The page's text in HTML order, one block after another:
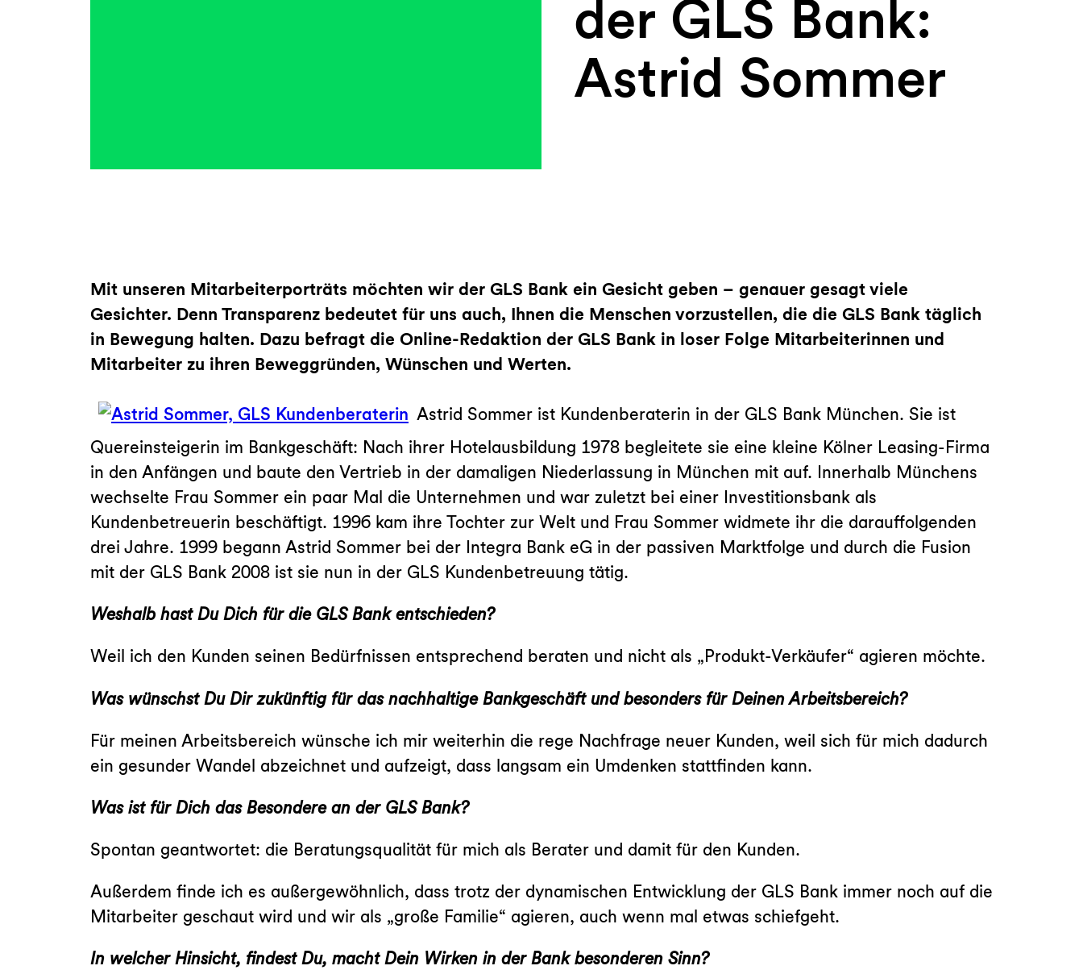
der GLS Bank:
Astrid Sommer
Mit unseren Mitarbeiterporträts möchten wir der GLS Bank ein Gesicht geben – genauer gesagt viele
Gesichter. Denn Transparenz bedeutet für uns auch, Ihnen die Menschen vorzustellen, die die GLS Bank täglich
in Bewegung halten. Dazu befragt die Online-Redaktion der GLS Bank in loser Folge Mitarbeiterinnen und
Mitarbeiter zu ihren Beweggründen, Wünschen und Werten.
Astrid Sommer ist Kundenberaterin in der GLS Bank München. Sie ist
Quereinsteigerin im Bankgeschäft: Nach ihrer Hotelausbildung 1978 begleitete sie eine kleine Kölner Leasing-Firma
in den Anfängen und baute den Vertrieb in der damaligen Niederlassung in München mit auf. Innerhalb Münchens
wechselte Frau Sommer ein paar Mal die Unternehmen und war zuletzt bei einer Investitionsbank als
Kundenbetreuerin beschäftigt. 1996 kam ihre Tochter zur Welt und Frau Sommer widmete ihr die darauffolgenden
drei Jahre. 1999 begann Astrid Sommer bei der Integra Bank eG in der passiven Marktfolge und durch die Fusion
mit der GLS Bank 2008 ist sie nun in der GLS Kundenbetreuung tätig.
Weshalb hast Du Dich für die GLS Bank entschieden?
Weil ich den Kunden seinen Bedürfnissen entsprechend beraten und nicht als „Produkt-Verkäufer“ agieren möchte.
Was wünschst Du Dir zukünftig für das nachhaltige Bankgeschäft und besonders für Deinen Arbeitsbereich?
Für meinen Arbeitsbereich wünsche ich mir weiterhin die rege Nachfrage neuer Kunden, weil sich für mich dadurch
ein gesunder Wandel abzeichnet und aufzeigt, dass langsam ein Umdenken stattfinden kann.
Was ist für Dich das Besondere an der GLS Bank?
Spontan geantwortet: die Beratungsqualität für mich als Berater und damit für den Kunden.
Außerdem finde ich es außergewöhnlich, dass trotz der dynamischen Entwicklung der GLS Bank immer noch auf die
Mitarbeiter geschaut wird und wir als „große Familie“ agieren, auch wenn mal etwas schiefgeht.
In welcher Hinsicht, findest Du, macht Dein Wirken in der Bank besonderen Sinn?